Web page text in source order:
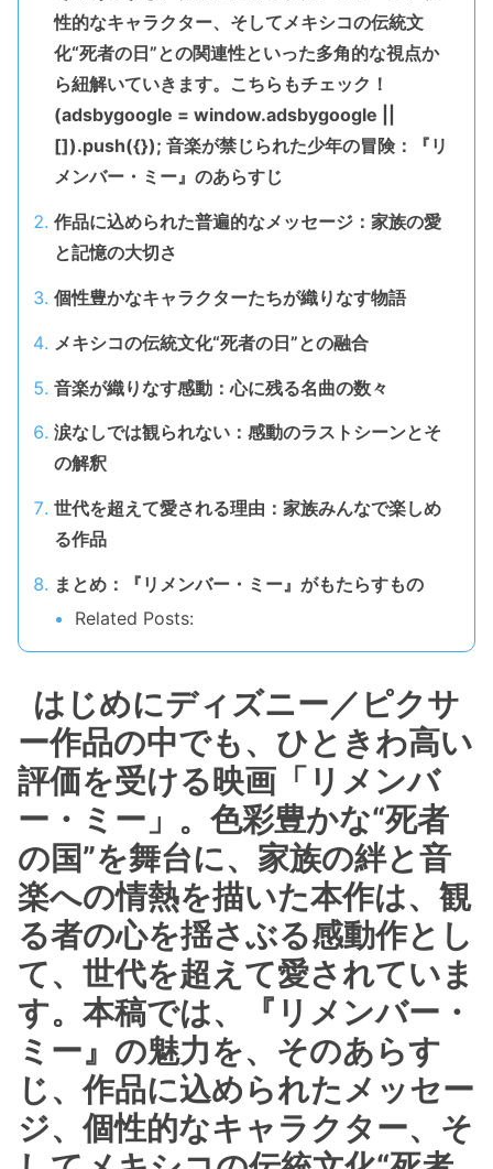
性的なキャラクター、そしてメキシコの伝統文
化“死者の日”との関連性といった多角的な視点か
ら紐解いていきます。こちらもチェック！
(adsbygoogle = window.adsbygoogle ||
[]).push({}); 音楽が禁じられた少年の冒険：『リ
メンバー・ミー』のあらすじ
作品に込められた普遍的なメッセージ：家族の愛
と記憶の大切さ
個性豊かなキャラクターたちが織りなす物語
メキシコの伝統文化“死者の日”との融合
音楽が織りなす感動：心に残る名曲の数々
涙なしでは観られない：感動のラストシーンとそ
の解釈
世代を超えて愛される理由：家族みんなで楽しめ
る作品
まとめ：『リメンバー・ミー』がもたらすもの
Related Posts:
はじめにディズニー／ピクサ
ー作品の中でも、ひときわ高い
評価を受ける映画「リメンバ
ー・ミー」。色彩豊かな“死者
の国”を舞台に、家族の絆と音
楽への情熱を描いた本作は、観
る者の心を揺さぶる感動作とし
て、世代を超えて愛されていま
す。本稿では、『リメンバー・
ミー』の魅力を、そのあらす
じ、作品に込められたメッセー
ジ、個性的なキャラクター、そ